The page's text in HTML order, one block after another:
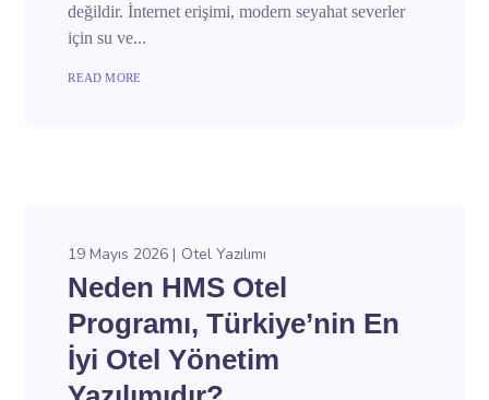
değildir. İnternet erişimi, modern seyahat severler
için su ve...
READ MORE
19 Mayıs 2026 Otel Yazılımı
Neden HMS Otel
Programı, Türkiye’nin En
İyi Otel Yönetim